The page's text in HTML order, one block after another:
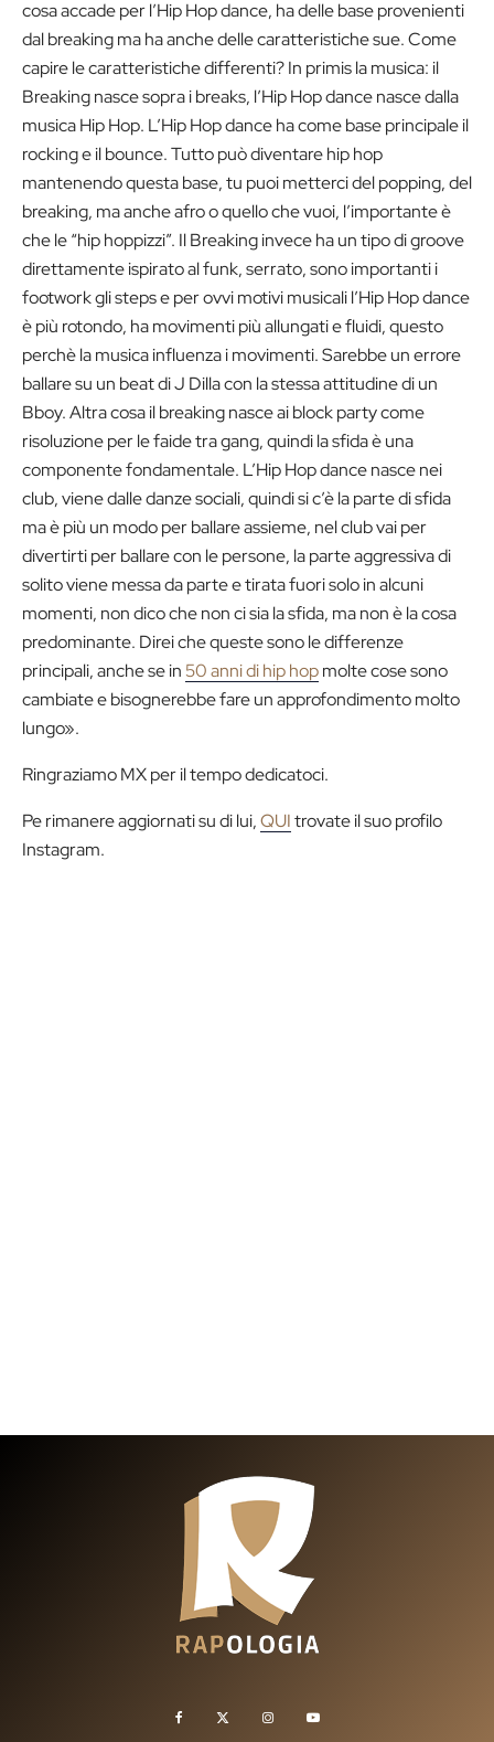
cosa accade per l’Hip Hop dance, ha delle base provenienti
dal breaking ma ha anche delle caratteristiche sue. Come
capire le caratteristiche differenti? In primis la musica: il
Breaking nasce sopra i breaks, l’Hip Hop dance nasce dalla
musica Hip Hop. L’Hip Hop dance ha come base principale il
rocking e il bounce. Tutto può diventare hip hop
mantenendo questa base, tu puoi metterci del popping, del
breaking, ma anche afro o quello che vuoi, l’importante è
che le “hip hoppizzi”. Il Breaking invece ha un tipo di groove
direttamente ispirato al funk, serrato, sono importanti i
footwork gli steps e per ovvi motivi musicali l’Hip Hop dance
è più rotondo, ha movimenti più allungati e fluidi, questo
perchè la musica influenza i movimenti. Sarebbe un errore
ballare su un beat di J Dilla con la stessa attitudine di un
Bboy. Altra cosa il breaking nasce ai block party come
risoluzione per le faide tra gang, quindi la sfida è una
componente fondamentale. L’Hip Hop dance nasce nei
club, viene dalle danze sociali, quindi si c’è la parte di sfida
ma è più un modo per ballare assieme, nel club vai per
divertirti per ballare con le persone, la parte aggressiva di
solito viene messa da parte e tirata fuori solo in alcuni
momenti, non dico che non ci sia la sfida, ma non è la cosa
predominante. Direi che queste sono le differenze
principali, anche se in 50 anni di hip hopmolte cose sono
cambiate e bisognerebbe fare un approfondimento molto
lungo».
Ringraziamo MX per il tempo dedicatoci.
Pe rimanere aggiornati su di lui,QUItrovate il suo profilo
Instagram.